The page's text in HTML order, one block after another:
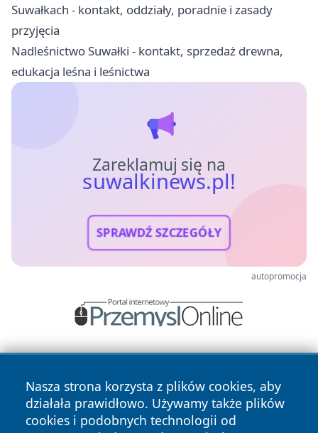
Suwałkach - kontakt, oddziały, poradnie i zasady
przyjęcia
Nadleśnictwo Suwałki - kontakt, sprzedaż drewna,
edukacja leśna i leśnictwa
Zareklamuj się na
suwalkinews.pl!
SPRAWDŹ SZCZEGÓŁY
autopromocja
Nasza strona korzysta z plików cookies, aby
działała prawidłowo. Używamy także plików
cookies i podobnych technologii od